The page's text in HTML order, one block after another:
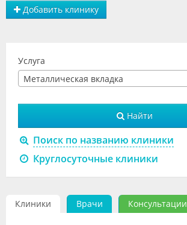
Обучение
Резюме
Объявления
Форум
Клиники
Добавить клинику
Услуга
Металлическая вкладка
Найти
Поиск по названию клиники
Круглосуточные клиники
Клиники Врачи Консультации